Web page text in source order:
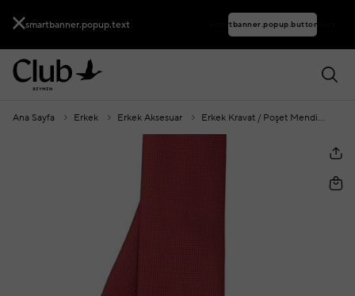
smartbanner.popup.text smartbanner.popup.buttontext
Ana Sayfa Erkek Erkek Aksesuar Erkek Kravat / Poşet Mendil